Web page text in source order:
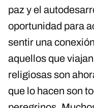
paz y el
oportunidad para
sentir una
aquellos que
religiosas son
que lo hacen son